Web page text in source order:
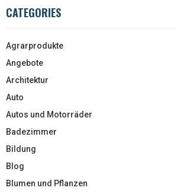
CATEGORIES
Agrarprodukte
Angebote
Architektur
Auto
Autos und Motorräder
Badezimmer
Bildung
Blog
Blumen und Pflanzen